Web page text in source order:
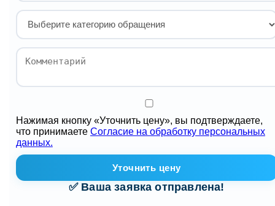
Нажимая кнопку «Уточнить цену», вы подтверждаете,
что принимаетеСогласие на обработку персональных
данных.
Уточнить цену
✅ Ваша заявка отправлена!